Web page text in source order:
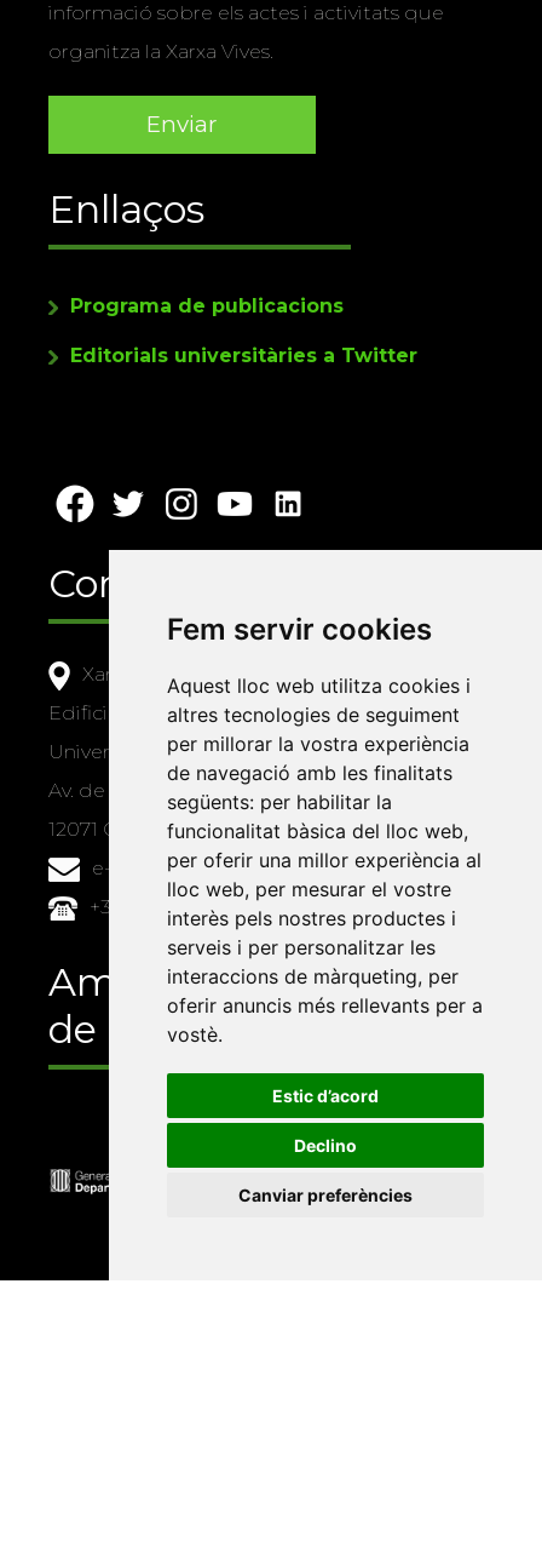
Fem servir cookies
Aquest lloc web utilitza cookies i
altres tecnologies de seguiment
per millorar la vostra experiència
de navegació amb les finalitats
següents: per habilitar la
funcionalitat bàsica del lloc web,
per oferir una millor experiència al
lloc web, per mesurar el vostre
interès pels nostres productes i
serveis i per personalitzar les
interaccions de màrqueting, per
oferir anuncis més rellevants per a
vostè.
Estic d’acord
Declino
Canviar preferències
informació sobre els actes i activitats que
organitza la Xarxa Vives.
Enllaços
Programa de publicacions
Editorials universitàries a Twitter
Contacte
Xarxa Vives d'Universitats
Edifici Àgora
Universitat Jaume I, local 10
Av. de Vicent Sos Baynat, s/n
12071 Castelló de la Plana
e-buc@vives.org
+34 964 72 89 93
Amb el suport
de